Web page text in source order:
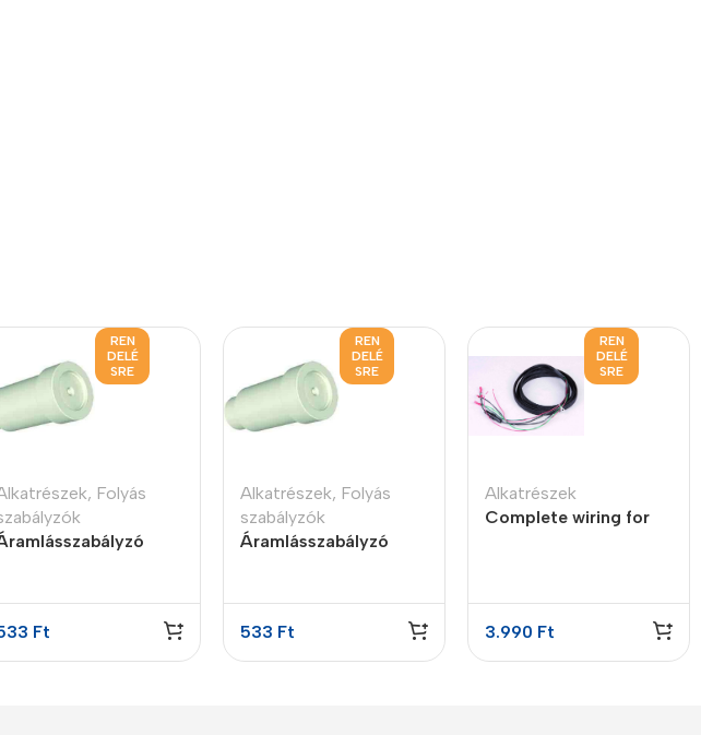
REN
DELÉ
SRE
, Folyás
Ft
REN
DELÉ
SRE
Alkatrészek, Folyás
szabályzók
Áramlásszabályzó
533 Ft
REN
DELÉ
SRE
Alkatrészek
Complete wiring for
3.990 Ft